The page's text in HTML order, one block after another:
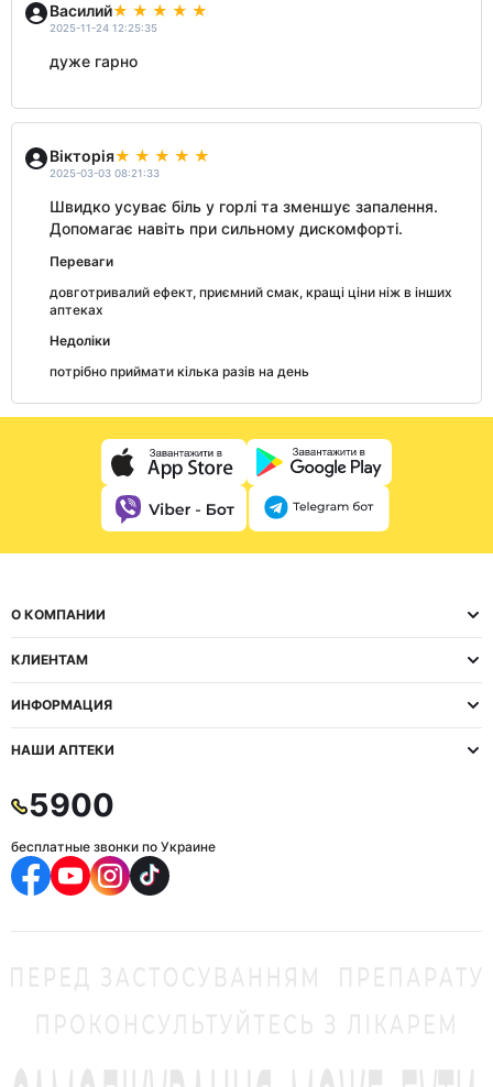
Василий
2025-11-24 12:25:35
дуже гарно
Вікторія
2025-03-03 08:21:33
Швидко усуває біль у горлі та зменшує запалення.
Допомагає навіть при сильному дискомфорті.
Переваги
довготривалий ефект, приємний смак, кращі ціни ніж в інших
аптеках
Недоліки
потрібно приймати кілька разів на день
О КОМПАНИИ
КЛИЕНТАМ
ИНФОРМАЦИЯ
НАШИ АПТЕКИ
5900
бесплатные звонки по Украине